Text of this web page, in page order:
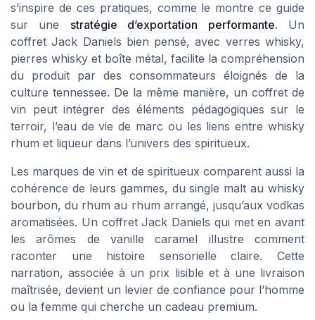
s’inspire de ces pratiques, comme le montre ce guide
sur une stratégie d’exportation performante. Un
coffret Jack Daniels bien pensé, avec verres whisky,
pierres whisky et boîte métal, facilite la compréhension
du produit par des consommateurs éloignés de la
culture tennessee. De la même manière, un coffret de
vin peut intégrer des éléments pédagogiques sur le
terroir, l’eau de vie de marc ou les liens entre whisky
rhum et liqueur dans l’univers des spiritueux.
Les marques de vin et de spiritueux comparent aussi la
cohérence de leurs gammes, du single malt au whisky
bourbon, du rhum au rhum arrangé, jusqu’aux vodkas
aromatisées. Un coffret Jack Daniels qui met en avant
les arômes de vanille caramel illustre comment
raconter une histoire sensorielle claire. Cette
narration, associée à un prix lisible et à une livraison
maîtrisée, devient un levier de confiance pour l’homme
ou la femme qui cherche un cadeau premium.